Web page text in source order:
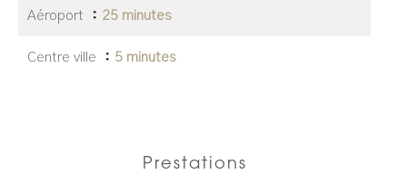
Aéroport 25 minutes
Centre ville 5 minutes
Prestations